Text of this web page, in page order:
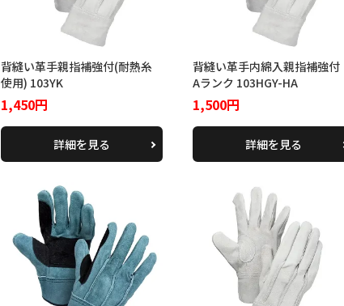
背縫い革手親指補強付(耐熱糸
使用) 103YK
1,450円
詳細を見る
背縫い革手内綿入親指補強付
Aランク 103HGY-HA
1,500円
詳細を見る